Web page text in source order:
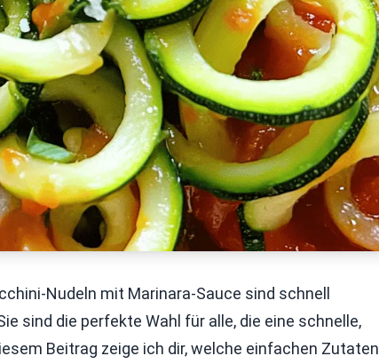
Nudeln mit Marinara-Sauce sind schnell
sind die perfekte Wahl für alle, die eine schnelle,
Beitrag zeige ich dir, welche einfachen Zutaten